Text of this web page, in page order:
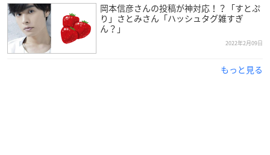
岡本信彦さんの投稿が神対応！？「すとぷ
り」さとみさん「ハッシュタグ雑すぎ
ん？」
2022年2月09日
もっと見る